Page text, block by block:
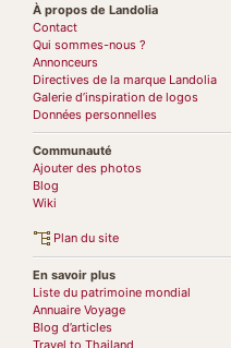
À propos de Landolia
Contact
Qui sommes-nous ?
Annonceurs
Directives de la marque Landolia
Galerie d’inspiration de logos
Données personnelles
Communauté
Ajouter des photos
Blog
Wiki
Plan du site
En savoir plus
Liste du patrimoine mondial
Annuaire Voyage
Blog d’articles
Travel to Thailand